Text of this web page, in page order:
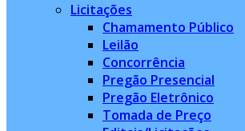
Licitações
Chamamento Público
Leilão
Concorrência
Pregão Presencial
Pregão Eletrônico
Tomada de Preço